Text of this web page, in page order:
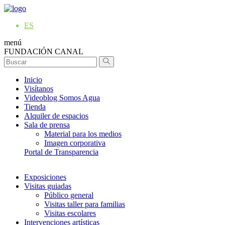
ES
menú
FUNDACIÓN CANAL
Inicio
Visítanos
Videoblog Somos Agua
Tienda
Alquiler de espacios
Sala de prensa
Material para los medios
Imagen corporativa
Portal de Transparencia
Exposiciones
Visitas guiadas
Público general
Visitas taller para familias
Visitas escolares
Intervenciones artísticas